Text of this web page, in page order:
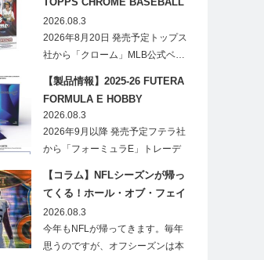
LOGOFRACTOR
2026.08.3
2026年8月20日 発売予定トップス
社から「クローム」MLB公式ベ…
【製品情報】2025-26 FUTERA
FORMULA E HOBBY
2026.08.3
2026年9月以降 発売予定フテラ社
から「フォーミュラE」トレーデ
【コラム】NFLシーズンが帰っ
てくる！ホール・オブ・フェイ
ムゲームで注目したい7選手
2026.08.3
今年もNFLが帰ってきます。毎年
思うのですが、オフシーズンは本